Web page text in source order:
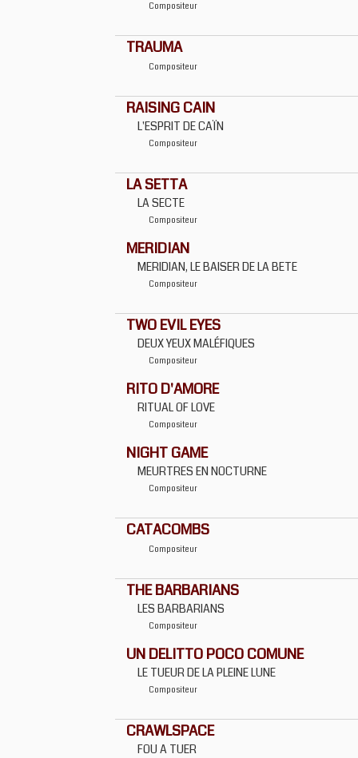
Compositeur
TRAUMA
Compositeur
RAISING CAIN
L'ESPRIT DE CAÏN
Compositeur
LA SETTA
LA SECTE
Compositeur
MERIDIAN
MERIDIAN, LE BAISER DE LA BETE
Compositeur
TWO EVIL EYES
DEUX YEUX MALÉFIQUES
Compositeur
RITO D'AMORE
RITUAL OF LOVE
Compositeur
NIGHT GAME
MEURTRES EN NOCTURNE
Compositeur
CATACOMBS
Compositeur
THE BARBARIANS
LES BARBARIANS
Compositeur
UN DELITTO POCO COMUNE
LE TUEUR DE LA PLEINE LUNE
Compositeur
CRAWLSPACE
FOU A TUER